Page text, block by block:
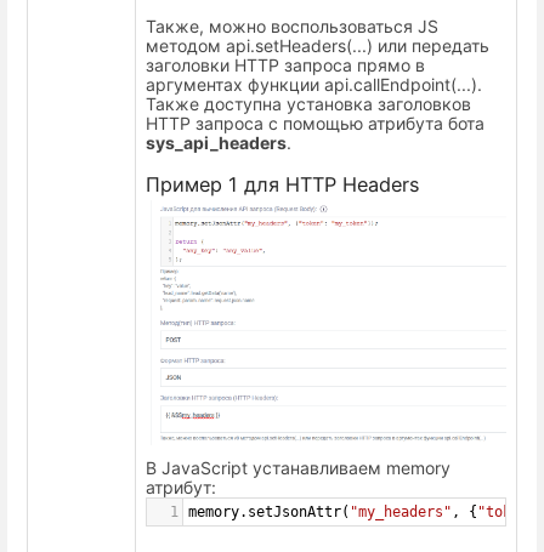
Также, можно воспользоваться JS
методом api.setHeaders(...) или передать
заголовки HTTP запроса прямо в
аргументах функции api.callEndpoint(...).
Также доступна установка заголовков
HTTP запроса с помощью атрибута бота
sys_api_headers.
Пример 1 для HTTP Headers
В JavaScript устанавливаем memory
атрибут:
1 memory. setJsonAttr( "my_headers" , { "token"